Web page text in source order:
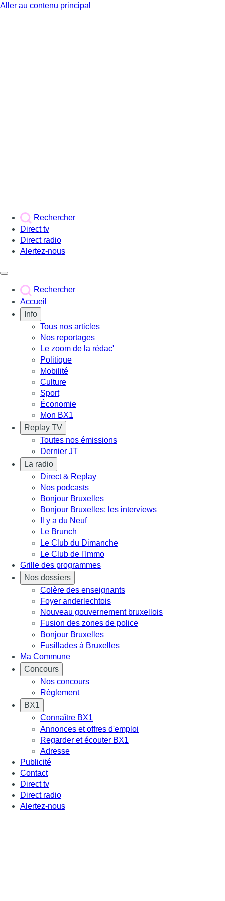
Aller au contenu principal
Rechercher
Direct tv
Direct radio
Alertez-nous
Rechercher
Accueil
Info
Tous nos articles
Nos reportages
Le zoom de la rédac'
Politique
Mobilité
Culture
Sport
Économie
Mon BX1
Replay TV
Toutes nos émissions
Dernier JT
La radio
Direct & Replay
Nos podcasts
Bonjour Bruxelles
Bonjour Bruxelles: les interviews
Il y a du Neuf
Le Brunch
Le Club du Dimanche
Le Club de l'Immo
Grille des programmes
Nos dossiers
Colère des enseignants
Foyer anderlechtois
Nouveau gouvernement bruxellois
Fusion des zones de police
Bonjour Bruxelles
Fusillades à Bruxelles
Ma Commune
Concours
Nos concours
Règlement
BX1
Connaître BX1
Annonces et offres d'emploi
Regarder et écouter BX1
Adresse
Publicité
Contact
Direct tv
Direct radio
Alertez-nous